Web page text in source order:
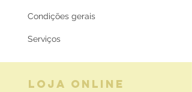
Condições gerais
Serviços
LOJA ONLINE